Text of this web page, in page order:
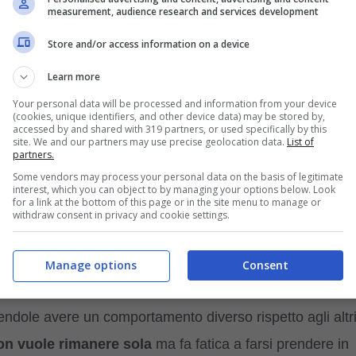
l’ha colpita nel corpo e nell’anima, quella peggiore
ma quelle interiori, richiedono maggiore impegno
cucciola
profondi sul suo esile fisico e nel suo percorso
una corda intorno alla vita che le aveva provocato
e malessere. “Era magra e traumatizzata..è
riserva dei primati Kisimba-Ikobo. Nonostante
il riso, le mele, i manghi e il cavolo. Non vediamo
” riferiscono dal Lwiro.
mangia, dove vive, caratteristiche e curiosità
avere un comportamento diverso rispetto agli altri
vuole rimanere sola ma fa fatica a farsi prendere in
measurement, audience research and services development
Store and/or access information on a device
Learn more
Your personal data will be processed and information from your device
(cookies, unique identifiers, and other device data) may be stored by,
accessed by and shared with 319 partners, or used specifically by this
site. We and our partners may use precise geolocation data. List of
partners.
Some vendors may process your personal data on the basis of legitimate
interest, which you can object to by managing your options below. Look
for a link at the bottom of this page or in the site menu to manage or
withdraw consent in privacy and cookie settings.
Consent
Manage options